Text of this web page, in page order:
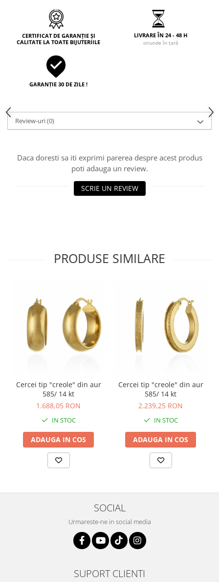
CERTIFICAT DE GARANȚIE ȘI
CALITATE LA TOATE BIJUTERIILE
LIVRARE ÎN 24 - 48 H
oriunde în țară
GARANȚIE 30 DE ZILE !
Review-uri(0)
Daca doresti sa iti exprimi parerea despre acest produs
poti adauga un review.
SCRIE UN REVIEW
PRODUSE SIMILARE
Cercei tip "creole" din aur
585/ 14 kt
1.688,05 RON
IN STOC
ADAUGA IN COS
Cercei tip "creole" din aur
585/ 14 kt
2.239,25 RON
IN STOC
ADAUGA IN COS
SOCIAL
Urmareste-ne in social media
SUPORT CLIENTI